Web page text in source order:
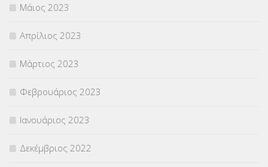
Μάιος 2023
Απρίλιος 2023
Μάρτιος 2023
Φεβρουάριος 2023
Ιανουάριος 2023
Δεκέμβριος 2022